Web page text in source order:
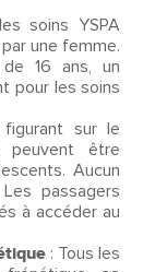
soins YSPA
une femme.
16 ans, un
pour les soins
sur le
peuvent être
Aucun
passagers
à accéder au
: Tous les